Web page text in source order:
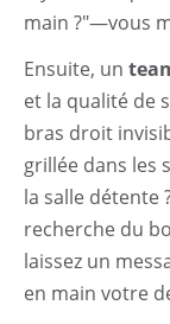
main ?"—vous
Ensuite, un
et la qualité de
bras droit
grillée dans les
la salle détente
recherche du
laissez un
en main votre